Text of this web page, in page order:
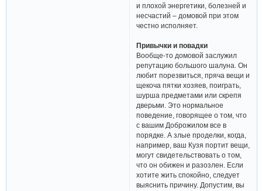
и плохой энергетики, болезней и
несчастий – домовой при этом
честно исполняет.
Привычки и повадки
Вообще-то домовой заслужил
репутацию большого шалуна. Он
любит порезвиться, пряча вещи и
щекоча пятки хозяев, поиграть,
шурша предметами или скрепя
дверьми. Это нормальное
поведение, говорящее о том, что
с вашим Доброжилом все в
порядке. А злые проделки, когда,
например, ваш Кузя портит вещи,
могут свидетельствовать о том,
что он обижен и разозлен. Если
хотите жить спокойно, следует
выяснить причину. Допустим, вы